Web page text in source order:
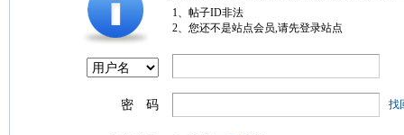
1、帖子ID非法
2、您还不是站点会员,请先登录站点
密 码 找